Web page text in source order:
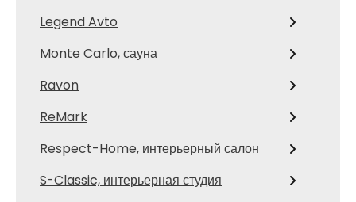
Legend Avto
Monte Carlo, сауна
Ravon
ReMark
Respect-Home, интерьерный салон
S-Classic, интерьерная студия